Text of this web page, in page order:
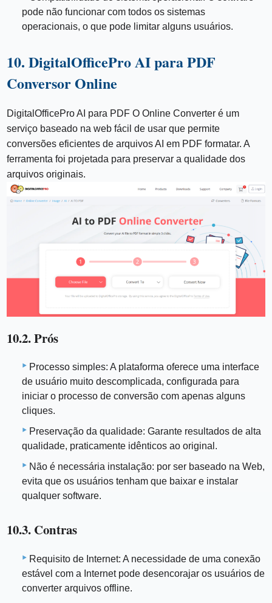
pode não funcionar com todos os sistemas
operacionais, o que pode limitar alguns usuários.
10. DigitalOfficePro AI para PDF
Conversor Online
DigitalOfficePro AI para PDF O Online Converter é um
serviço baseado na web fácil de usar que permite
conversões eficientes de arquivos AI em PDF formatar. A
ferramenta foi projetada para preservar a qualidade dos
arquivos originais.
10.2. Prós
Processo simples: A plataforma oferece uma interface
de usuário muito descomplicada, configurada para
iniciar o processo de conversão com apenas alguns
cliques.
Preservação da qualidade: Garante resultados de alta
qualidade, praticamente idênticos ao original.
Não é necessária instalação: por ser baseado na Web,
evita que os usuários tenham que baixar e instalar
qualquer software.
10.3. Contras
Requisito de Internet: A necessidade de uma conexão
estável com a Internet pode desencorajar os usuários de
converter arquivos offline.